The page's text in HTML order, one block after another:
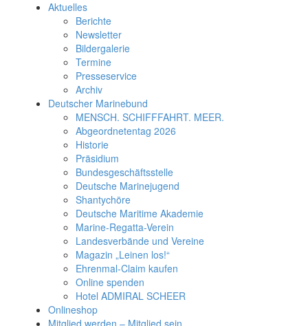
Aktuelles
Berichte
Newsletter
Bildergalerie
Termine
Presseservice
Archiv
Deutscher Marinebund
MENSCH. SCHIFFFAHRT. MEER.
Abgeordnetentag 2026
Historie
Präsidium
Bundesgeschäftsstelle
Deutsche Marinejugend
Shantychöre
Deutsche Maritime Akademie
Marine-Regatta-Verein
Landesverbände und Vereine
Magazin „Leinen los!“
Ehrenmal-Claim kaufen
Online spenden
Hotel ADMIRAL SCHEER
Onlineshop
Mitglied werden – Mitglied sein